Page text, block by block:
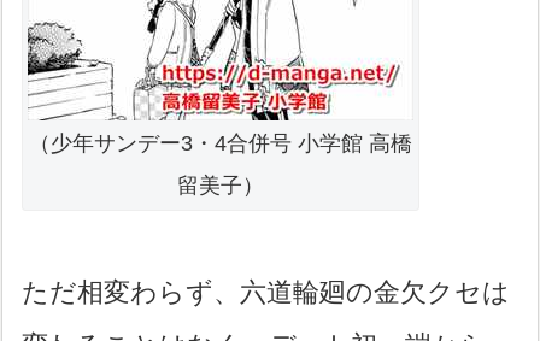
（少年サンデー3・4合併号 小学館 高橋
留美子）
ただ相変わらず、六道輪廻の金欠クセは